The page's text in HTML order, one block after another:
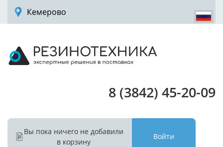
Кемерово
8 (3842) 45-20-09
Вы пока ничего не добавили
в корзину
Войти